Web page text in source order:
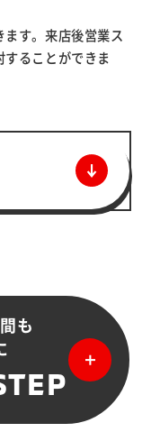
す。来店後営業ス
ることができま
も